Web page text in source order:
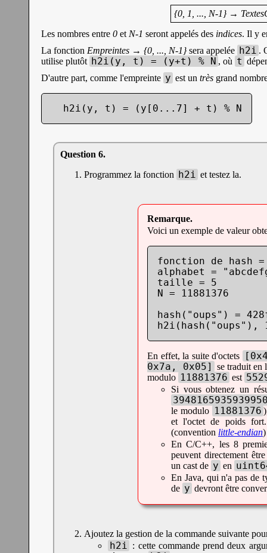
{0, 1, ..., N-1} →
Les nombres entre 0 et N-1 seront appelés des indices. Il y
La fonction Empreintes → {0, ..., N-1}sera appelée h2i .
utilise plutôt h2i(y, t) = (y+t) % N , où t
D'autre part, comme l'empreinte y est un très grand
  h2i(y, t) = (y[0...7] + t) % N
Programmez la fonction h2i et testez la.
Voici un exemple de valeur
fonction de hash =
alphabet =
taille = 5
N = 11881376
hash("oups") =
En effet, la suite d'octets
0x7a, 0x05]
se traduit en
modulo 11881376 est
Si vous obtenez un
le modulo 11881376
et l'octet de poids
(convention little-endian)
En C/C++, les 8
peuvent directement
un cast de y en
En Java, qui n'a pas de
de y devront être
Ajoutez la gestion de la commande suivante
h2i : cette commande prend deux